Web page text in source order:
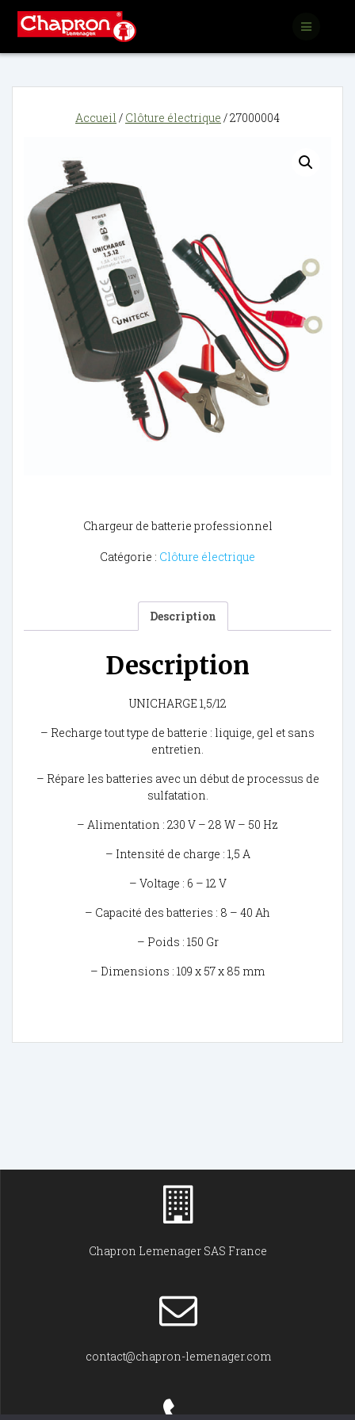
Accueil / Clôture électrique / 27000004
Chargeur de batterie professionnel
Catégorie : Clôture électrique
Description
Description
UNICHARGE 1,5/12
– Recharge tout type de batterie : liquige, gel et sans
entretien.
– Répare les batteries avec un début de processus de
sulfatation.
– Alimentation : 230 V – 28 W – 50 Hz
– Intensité de charge : 1,5 A
– Voltage : 6 – 12 V
– Capacité des batteries : 8 – 40 Ah
– Poids : 150 Gr
– Dimensions : 109 x 57 x 85 mm
Chapron Lemenager SAS France
contact@chapron-lemenager.com